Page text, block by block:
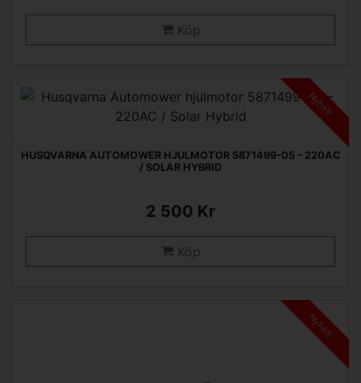
Köp
Nyhet!
HUSQVARNA AUTOMOWER HJULMOTOR 5871499-05 – 220AC
/ SOLAR HYBRID
2 500 Kr
Köp
Nyhet!